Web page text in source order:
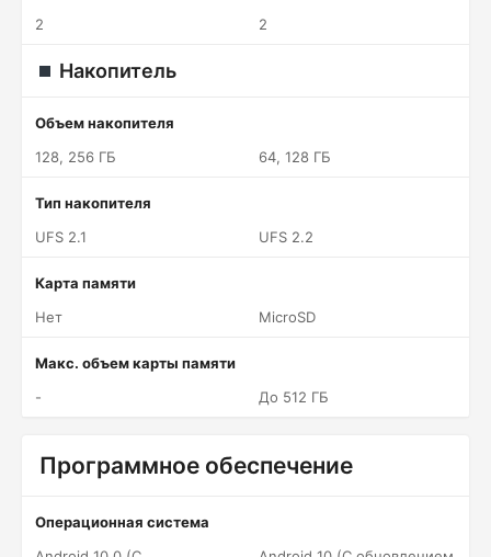
2
2
Накопитель
Объем накопителя
128, 256 ГБ
64, 128 ГБ
Тип накопителя
UFS 2.1
UFS 2.2
Карта памяти
Нет
MicroSD
Макс. объем карты памяти
-
До 512 ГБ
Программное обеспечение
Операционная система